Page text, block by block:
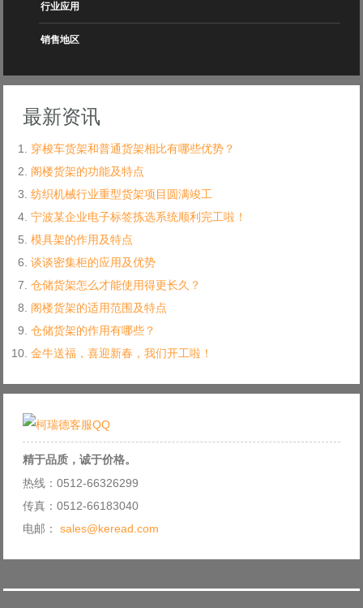
行业应用
销售地区
最新资讯
穿梭车货架和普通货架相比有哪些优势？
阁楼货架的功能及特点
纺织机械行业重型货架项目圆满竣工
宁波某企业电子标签拣选系统顺利完工啦！
模具架的作用及特点
谈谈密集柜的应用及优势
仓储货架怎么才能使用得更长久？
阁楼货架的适用范围及特点
仓储货架的作用有哪些？
金牛送福，喜迎新春，我们开工啦！
精于品质，诚于价格。
热线：0512-66326299
传真：0512-66183040
电邮： sales@keread.com